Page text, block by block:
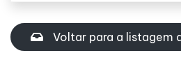
Voltar para a listagem